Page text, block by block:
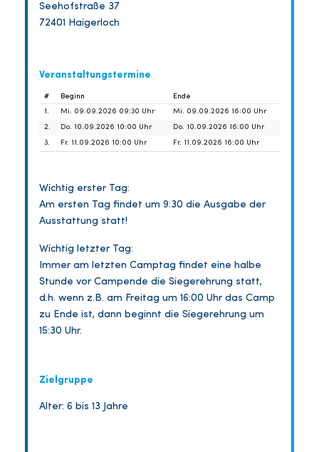
Seehofstraße 37
72401 Haigerloch
Veranstaltungstermine
# Beginn
Ende
1.
Mi. 09.09.2026 09:30 Uhr
Mi. 09.09.2026 16:00 Uhr
2.
Do. 10.09.2026 10:00 Uhr
Do. 10.09.2026 16:00 Uhr
3.
Fr. 11.09.2026 10:00 Uhr Fr. 11.09.2026 16:00 Uhr
Wichtig erster Tag:
Am ersten Tag findet um 9:30 die Ausgabe der
Ausstattung statt!
Wichtig letzter Tag:
Immer am letzten Camptag findet eine halbe
Stunde vor Campende die Siegerehrung statt,
d.h. wenn z.B. am Freitag um 16:00 Uhr das Camp
zu Ende ist, dann beginnt die Siegerehrung um
15:30 Uhr.
Zielgruppe
Alter: 6 bis 13 Jahre